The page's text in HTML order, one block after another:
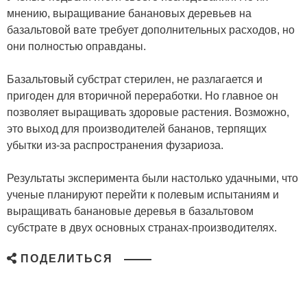
мнению, выращивание банановых деревьев на
базальтовой вате требует дополнительных расходов, но
они полностью оправданы.
Базальтовый субстрат стерилен, не разлагается и
пригоден для вторичной переработки. Но главное он
позволяет выращивать здоровые растения. Возможно,
это выход для производителей бананов, терпящих
убытки из-за распространения фузариоза.
Результаты эксперимента были настолько удачными, что
ученые планируют перейти к полевым испытаниям и
выращивать банановые деревья в базальтовом
субстрате в двух основных странах-производителях.
ПОДЕЛИТЬСЯ